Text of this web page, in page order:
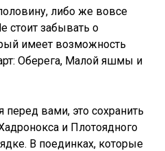
либо же вовсе
стоит забывать о
имеет возможность
Оберега, Малой яшмы и
перед вами, это сохранить
и Плотоядного
В поединках, которые